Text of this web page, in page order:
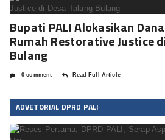
Bupati PALI Alokasikan
Rumah Restorative Justice
Bulang
0 comment Read Full Article
ADVETORIAL DPRD PALI